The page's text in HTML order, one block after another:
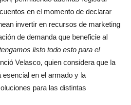
en el momento de declarar
invertir en recursos de marketing
de demanda que beneficie al
listo todo esto para el
Velasco, quien considera que la
esencial en el armado y la
para las distintas